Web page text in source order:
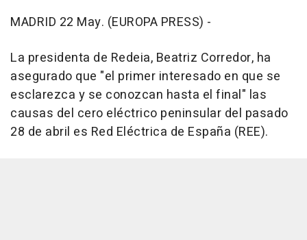
MADRID 22 May. (EUROPA PRESS) -
La presidenta de Redeia, Beatriz Corredor, ha
asegurado que "el primer interesado en que se
esclarezca y se conozcan hasta el final" las
causas del cero eléctrico peninsular del pasado
28 de abril es Red Eléctrica de España (REE).